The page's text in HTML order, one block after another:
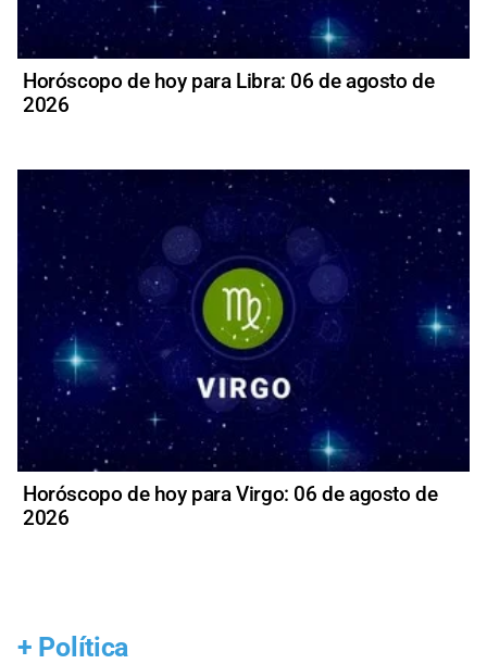
Horóscopo de hoy para Libra: 06 de agosto de
2026
Horóscopo de hoy para Virgo: 06 de agosto de
2026
+ Política